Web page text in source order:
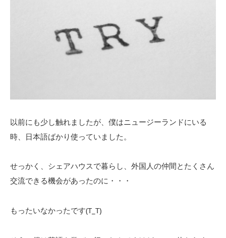
以前にも少し触れましたが、僕はニュージーランドにいる
時、日本語ばかり使っていました。
せっかく、シェアハウスで暮らし、外国人の仲間とたくさん
交流できる機会があったのに・・・
もったいなかったです(T_T)